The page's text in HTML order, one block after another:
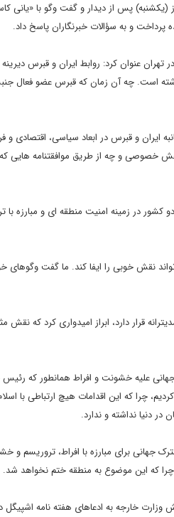
پس از دیدار و گفت وگو با «یانی
و به سؤالات خبرنگاران پاسخ داد.
عنوان کرد: روابط ایران و قبرس
است. چه آن زمان که قبرس عضو فعال
ایران و قبرس در ابعاد سیاسی، اقتصادی و
خصوصی و چه از طریق موافقتنامه هایی
در زمینه امنیت منطقه ای و مبارزه
نقش خوبی را ایفا کند. ما گفت وگوهای
قرار دارد، ابراز امیدواری کرد که نقش
علیه خشونت و افراط همانطور که
چرا که این اقدامات هیچ ارتباطی با
دنیا نداشته و ندارد.
جهانی برای مبارزه با افراط، تروریسم
که این موضوع به منطقه ختم نخواهد شد.
خارجه به ادعاهای هفته نامه اشپیگل